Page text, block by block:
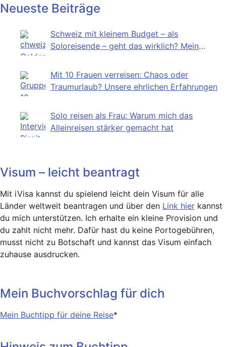
Neueste Beiträge
Schweiz mit kleinem Budget – als
Soloreisende – geht das wirklich? Mein
Mit 10 Frauen verreisen: Chaos oder
Traumurlaub? Unsere ehrlichen Erfahrungen
Solo reisen als Frau: Warum mich das
Alleinreisen stärker gemacht hat
Visum – leicht beantragt
Mit iVisa kannst du spielend leicht dein Visum für alle
Länder weltweit beantragen und über den Link hier kannst
du mich unterstützen. Ich erhalte ein kleine Provision und
du zahlt nicht mehr. Dafür hast du keine Portogebühren,
musst nicht zu Botschaft und kannst das Visum einfach
zuhause ausdrucken.
Mein Buchvorschlag für dich
Mein Buchtipp für deine Reise*